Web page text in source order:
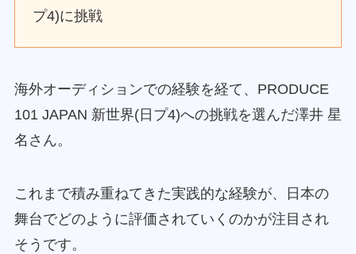
プ4)に挑戦
海外オーディションでの経験を経て、PRODUCE
101 JAPAN 新世界(日プ4)への挑戦を選んだ澤井 星
名さん。
これまで積み重ねてきた実践的な経験が、日本の
舞台でどのように評価されていくのかが注目され
そうです。